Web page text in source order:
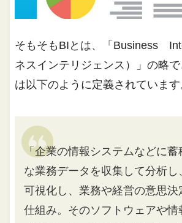
そもそもBIとは、「Business
ネスインテリジェンス）」の略
は以下のように定義されています
「企業の情報システムなどに蓄
な業務データを収集して分析し
可視化し、業務や経営の意思決
仕組み。そのソフトウェアや情